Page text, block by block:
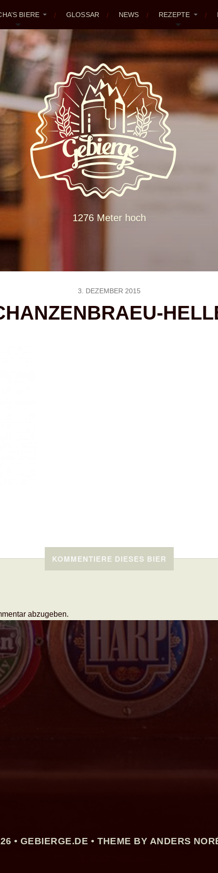
BIERE GLOSSAR NEWS REZEPTE
1276 Meter hoch
3. DEZEMBER 2015
KOMMENTIERE DIESES BIER
abzugeben.
• GEBIERGE.DE • THEME BY ANDERS